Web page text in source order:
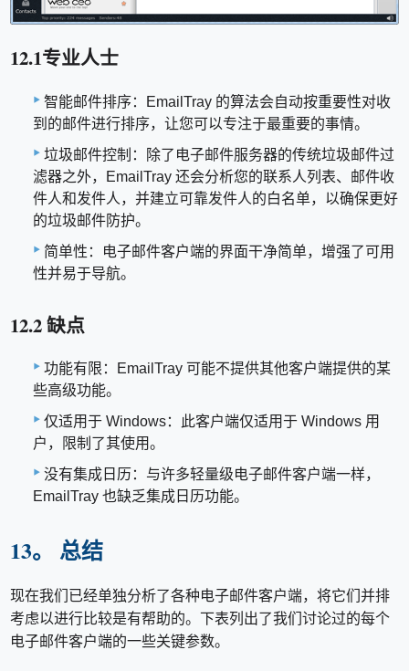
12.1专业人士
智能邮件排序：EmailTray 的算法会自动按重要性对收
到的邮件进行排序，让您可以专注于最重要的事情。
垃圾邮件控制：除了电子邮件服务器的传统垃圾邮件过
滤器之外，EmailTray 还会分析您的联系人列表、邮件收
件人和发件人，并建立可靠发件人的白名单，以确保更好
的垃圾邮件防护。
简单性：电子邮件客户端的界面干净简单，增强了可用
性并易于导航。
12.2 缺点
功能有限：EmailTray 可能不提供其他客户端提供的某
些高级功能。
仅适用于 Windows：此客户端仅适用于 Windows 用
户，限制了其使用。
没有集成日历：与许多轻量级电子邮件客户端一样，
EmailTray 也缺乏集成日历功能。
13。 总结
现在我们已经单独分析了各种电子邮件客户端，将它们并排
考虑以进行比较是有帮助的。下表列出了我们讨论过的每个
电子邮件客户端的一些关键参数。